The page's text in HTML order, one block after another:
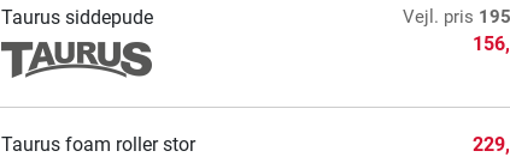
Taurus siddepude Vejl. pris
156,
Taurus foam roller stor 229,